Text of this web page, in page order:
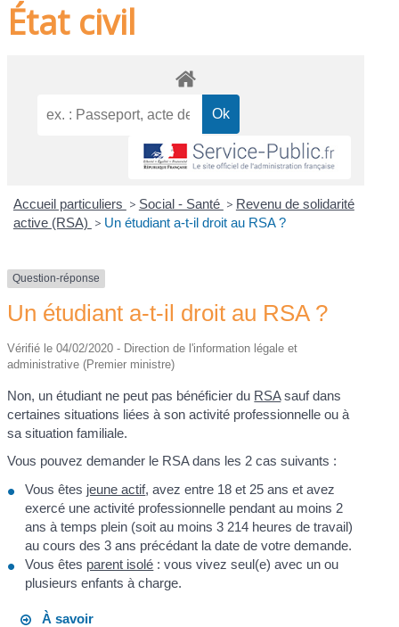
État civil
Accueil particuliers > Social - Santé > Revenu de solidarité
active (RSA) > Un étudiant a-t-il droit au RSA ?
Question-réponse
Un étudiant a-t-il droit au RSA ?
Vérifié le 04/02/2020 - Direction de l'information légale et
administrative (Premier ministre)
Non, un étudiant ne peut pas bénéficier du RSAsauf dans
certaines situations liées à son activité professionnelle ou à
sa situation familiale.
Vous pouvez demander le RSA dans les 2 cas suivants :
Vous êtes jeune actif, avez entre 18 et 25 ans et avez
exercé une activité professionnelle pendant au moins 2
ans à temps plein (soit au moins 3 214 heures de travail)
au cours des 3 ans précédant la date de votre demande.
Vous êtes parent isolé : vous vivez seul(e) avec un ou
plusieurs enfants à charge.
À savoir